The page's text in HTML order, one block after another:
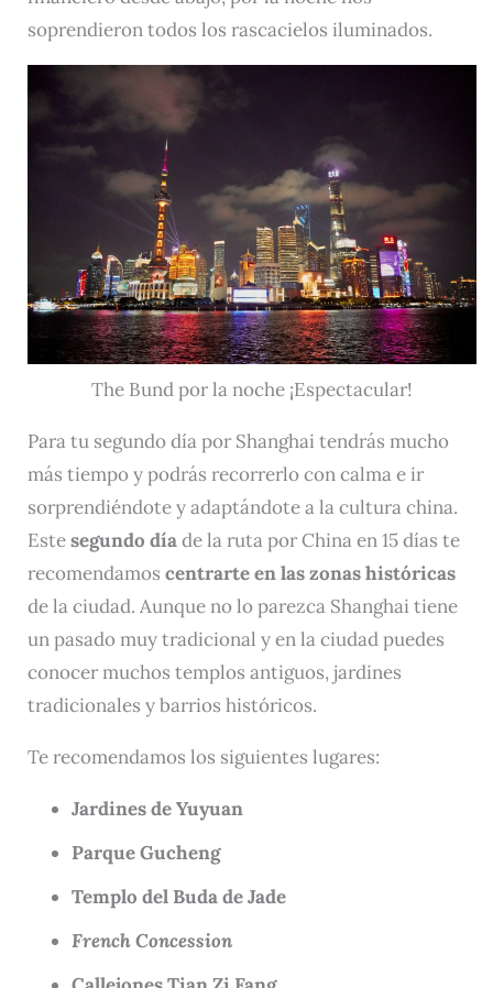
soprendieron todos los rascacielos iluminados.
The Bund por la noche ¡Espectacular!
Para tu segundo día por Shanghai tendrás mucho
más tiempo y podrás recorrerlo con calma e ir
sorprendiéndote y adaptándote a la cultura china.
Estesegundo díade la ruta por China en 15 días te
recomendamos centrarte en las zonas históricas
de la ciudad. Aunque no lo parezca Shanghai tiene
un pasado muy tradicional y en la ciudad puedes
conocer muchos templos antiguos, jardines
tradicionales y barrios históricos.
Te recomendamos los siguientes lugares:
Jardines de Yuyuan
Parque Gucheng
Templo del Buda de Jade
French Concession